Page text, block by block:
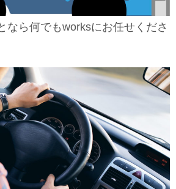
なら何でもworksにお任せくださ